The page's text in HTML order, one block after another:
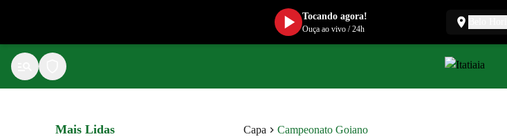
Capa Campeonato Goiano
Mais Lidas
Tocando agora!
Ouça ao vivo/24h